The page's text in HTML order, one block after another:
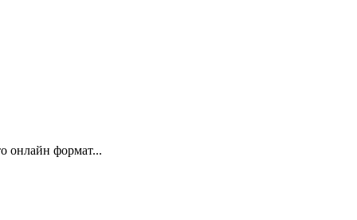
онлайн формат...